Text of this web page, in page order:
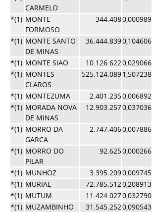
CARMELO
*(1) MONTE
FORMOSO
344.4080,000989
*(1) MONTE SANTO
DE MINAS
36.444.8390,104606
*(1) MONTE SIAO 10.126.6220,029066
*(1) MONTES
CLAROS
525.124.0891,507238
*(1) MONTEZUMA 2.401.2350,006892
*(1) MORADA NOVA
DE MINAS
12.903.2570,037036
*(1) MORRO DA
GARCA
2.747.4060,007886
*(1) MORRO DO
PILAR
92.6250,000266
*(1) MUNHOZ 3.395.2090,009745
*(1) MURIAE 72.785.5120,208913
*(1) MUTUM 11.424.0270,032790
*(1) MUZAMBINHO 31.545.2520,090543